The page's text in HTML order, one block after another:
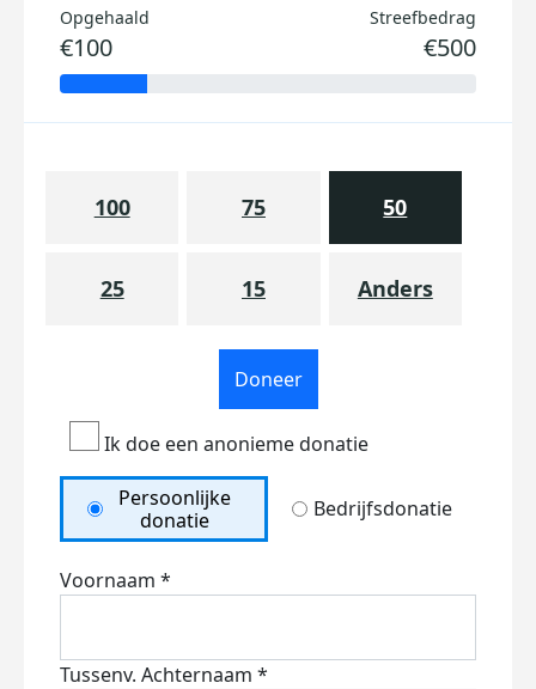
Opgehaald
€100
Streefbedrag
€500
100 75 50
25 15 Anders
Doneer
Ik doe een anonieme donatie
Persoonlijke
donatie
Bedrijfsdonatie
Voornaam *
Tussenv. Achternaam *